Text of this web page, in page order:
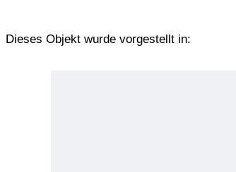
Dieses Objekt wurde vorgestellt in: